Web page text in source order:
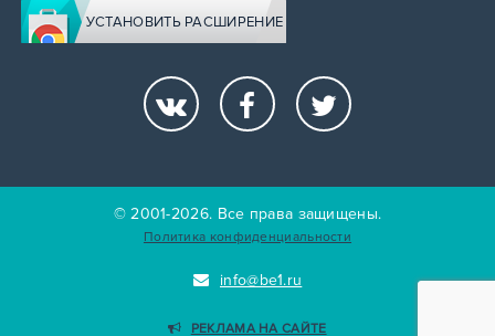
УСТАНОВИТЬ РАСШИРЕНИЕ
© 2001-2026. Все права защищены.
Политика конфиденциальности
info@be1.ru
РЕКЛАМА НА САЙТЕ